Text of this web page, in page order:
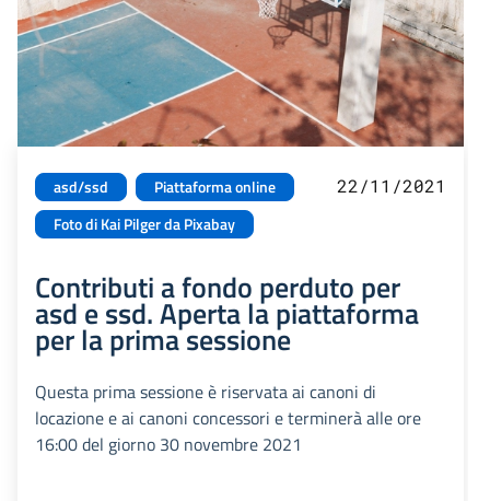
asd/ssd
Piattaforma online
Foto di Kai Pilger da Pixabay
22/11/2021
Contributi a fondo perduto per
asd e ssd. Aperta la piattaforma
per la prima sessione
Questa prima sessione è riservata ai canoni di
locazione e ai canoni concessori e terminerà alle ore
16:00 del giorno 30 novembre 2021